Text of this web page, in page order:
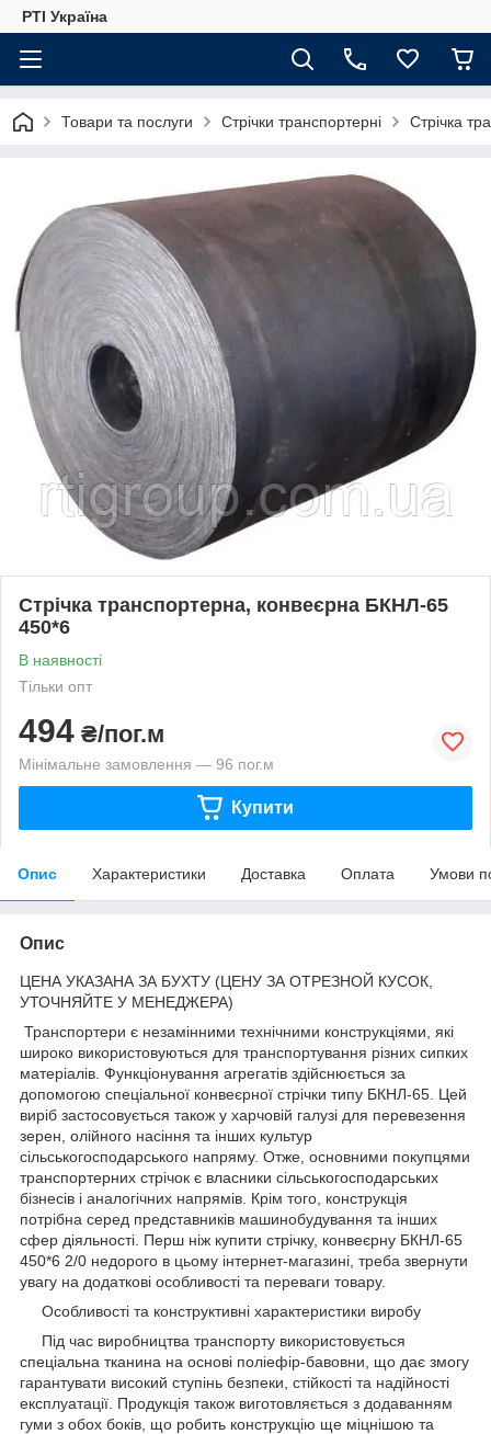
РТІ Україна
Товари та послуги Стрічки транспортерні Стрічка
Стрічка транспортерна, конвеєрна БКНЛ-65
450*6
В наявності
Тільки опт
494 ₴/пог.м
Мінімальне замовлення — 96 пог.м
Купити
Опис Характеристики Доставка Оплата Умови
Опис
ЦЕНА УКАЗАНА ЗА БУХТУ (ЦЕНУ ЗА ОТРЕЗНОЙ КУСОК,
УТОЧНЯЙТЕ У МЕНЕДЖЕРА)
Транспортери є незамінними технічними конструкціями, які
широко використовуються для транспортування різних сипких
матеріалів. Функціонування агрегатів здійснюється за
допомогою спеціальної конвеєрної стрічки типу БКНЛ-65. Цей
виріб застосовується також у харчовій галузі для перевезення
зерен, олійного насіння та інших культур
сільськогосподарського напряму. Отже, основними покупцями
транспортерних стрічок є власники сільськогосподарських
бізнесів і аналогічних напрямів. Крім того, конструкція
потрібна серед представників машинобудування та інших
сфер діяльності. Перш ніж купити стрічку, конвеєрну БКНЛ-65
450*6 2/0 недорого в цьому інтернет-магазині, треба звернути
увагу на додаткові особливості та переваги товару.
Особливості та конструктивні характеристики виробу
Під час виробництва транспорту використовується
спеціальна тканина на основі поліефір-бавовни, що дає змогу
гарантувати високий ступінь безпеки, стійкості та надійності
експлуатації. Продукція також виготовляється з додаванням
гуми з обох боків, що робить конструкцію ще міцнішою та